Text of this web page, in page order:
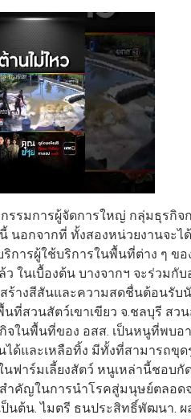
รมการผู้จัดการใหญ่ กลุ่มธุรกิจ
นอกจากที่ ทั้งสองหน่วยงานจะ
ารผู้ใช้บริการในพื้นที่ต่าง ๆ ขอ
ในเบื้องต้น บางจากฯ จะร่วมกั
ร้างสีสันและความสดชื่นต้อนรับ
สวนสัตว์เขาเขียว จ.ชลบุรี สว
จในพื้นที่ของ อสส. เป็นหนูที่พบ
ด้และเหลือทิ้ง มีทั้งที่สามารถขุ
ฟาร์มเลี้ยงสัตว์ หนูเหล่านี้ชอบ
ำคัญในการนำโรคสู่มนุษย์ตลอด
ต้น. ไมตรี ธนประสิทธิ์พัฒนา. ผ